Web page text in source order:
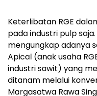
Keterlibatan RGE
pada industri pulp
mengungkap adanya
Apical (anak usaha
industri sawit) yang
ditanam melalui
Margasatwa Rawa